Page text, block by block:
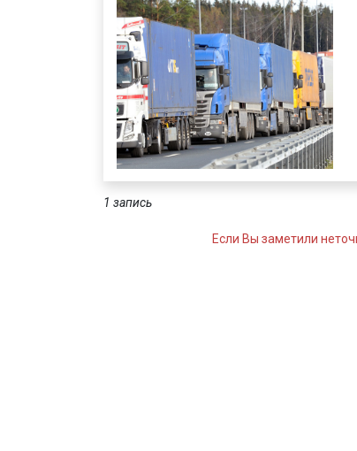
1 запись
Если Вы заметили